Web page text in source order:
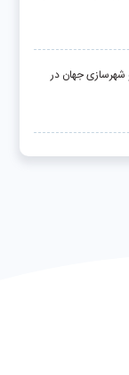
شهرسازی جهان در